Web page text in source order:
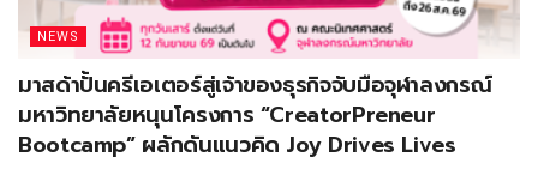
NEWS
มาสด้าปั้นครีเอเตอร์สู่เจ้าของธุรกิจจับมือจุฬาลงกรณ์
มหาวิทยาลัยหนุนโครงการ “CreatorPreneur
Bootcamp” ผลักดันแนวคิด Joy Drives Lives